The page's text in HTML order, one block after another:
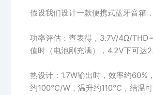
假设我们设计一款便携式蓝牙音箱
功率评估：查表得，3.7V/4Ω/
值时（电池刚充满），4.2V下可达
热设计：1.7W输出时，效率约60%
约100℃/W，温升约110℃，结温